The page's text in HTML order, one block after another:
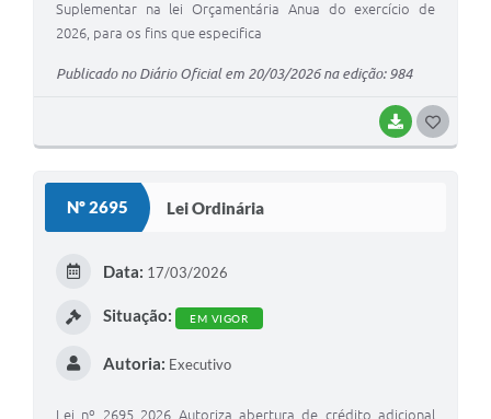
BAIXAR
Suplementar na lei Orçamentária Anua do exercício de
2026, para os fins que especifica
Publicado no Diário Oficial em 20/03/2026 na edição: 984
Nº 2695 Lei Ordinária
Data: 17/03/2026
Situação: EM VIGOR
Autoria: Executivo
Lei nº 2695 2026 Autoriza abertura de crédito adicional